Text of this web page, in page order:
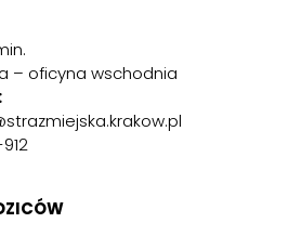
– oficyna wschodnia